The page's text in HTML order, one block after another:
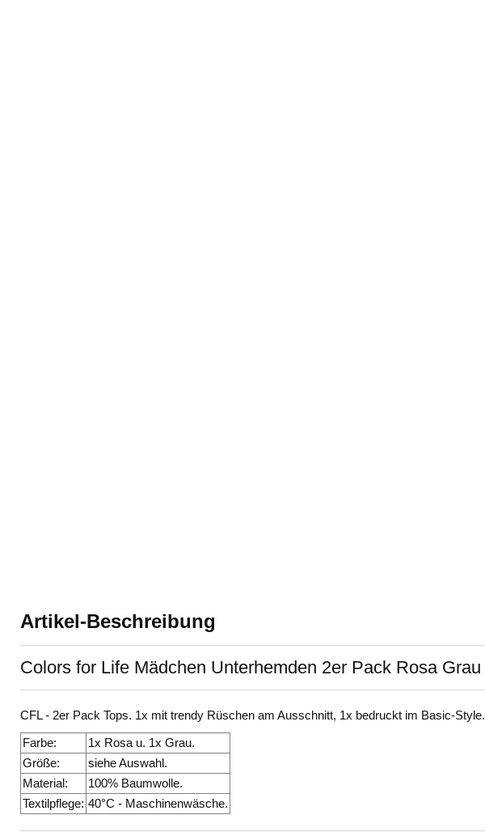
Artikel-Beschreibung
Colors for Life Mädchen Unterhemden 2er Pack Rosa Grau
CFL - 2er Pack Tops. 1x mit trendy Rüschen am Ausschnitt, 1x bedruckt im Basic-Style.
Farbe:
1x Rosa u. 1x Grau.
Größe:
siehe Auswahl.
Material:
100% Baumwolle.
Textilpflege: 40°C - Maschinenwäsche.